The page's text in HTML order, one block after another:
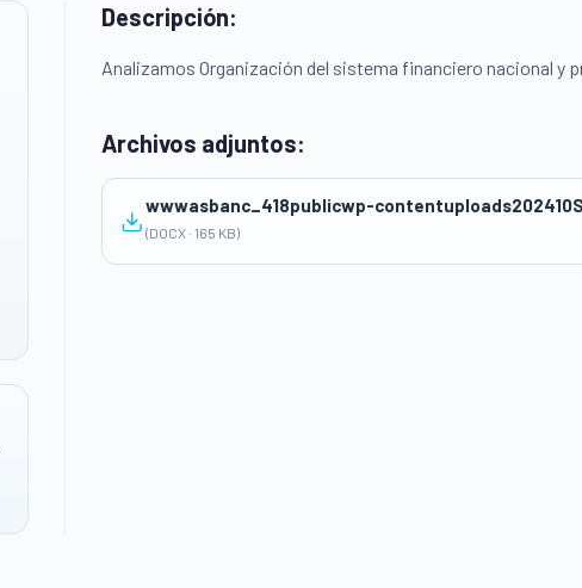
Descripción:
Analizamos Organización del sistema financiero nacional y
Archivos adjuntos:
(DOCX · 165 KB)